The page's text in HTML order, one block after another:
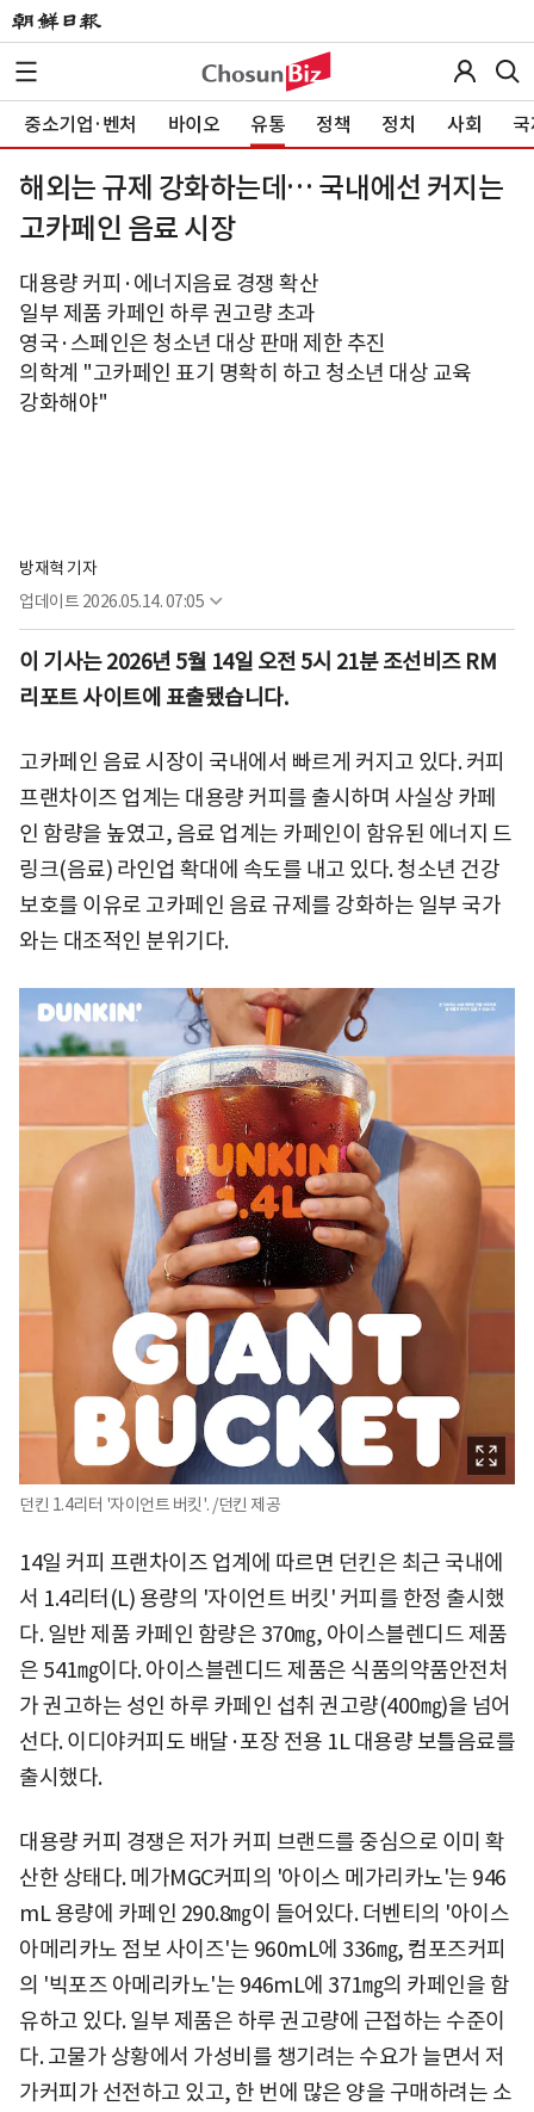
중소기업·벤처 바이오 유통 정책 정치 사회
해외는 규제 강화하는데… 국내에선 커지는
고카페인 음료 시장
대용량 커피·에너지음료 경쟁 확산
일부 제품 카페인 하루 권고량 초과
영국·스페인은 청소년 대상 판매 제한 추진
의학계 "고카페인 표기 명확히 하고 청소년 대상 교육
강화해야"
방재혁 기자
업데이트 2026.05.14. 07:05
이 기사는 2026년 5월 14일 오전 5시 21분 조선비즈 RM
리포트 사이트에 표출됐습니다.
고카페인 음료 시장이 국내에서 빠르게 커지고 있다. 커피
프랜차이즈 업계는 대용량 커피를 출시하며 사실상 카페
인 함량을 높였고, 음료 업계는 카페인이 함유된 에너지 드
링크(음료) 라인업 확대에 속도를 내고 있다. 청소년 건강
보호를 이유로 고카페인 음료 규제를 강화하는 일부 국가
와는 대조적인 분위기다.
던킨 1.4리터 '자이언트 버킷'. /던킨 제공
14일 커피 프랜차이즈 업계에 따르면 던킨은 최근 국내에
서 1.4리터(L) 용량의 '자이언트 버킷' 커피를 한정 출시했
다. 일반 제품 카페인 함량은 370㎎, 아이스블렌디드 제품
은 541㎎이다. 아이스블렌디드 제품은 식품의약품안전처
가 권고하는 성인 하루 카페인 섭취 권고량(400㎎)을 넘어
선다. 이디야커피도 배달·포장 전용 1L 대용량 보틀음료를
출시했다.
대용량 커피 경쟁은 저가 커피 브랜드를 중심으로 이미 확
산한 상태다. 메가MGC커피의 '아이스 메가리카노'는 946
mL 용량에 카페인 290.8㎎이 들어있다. 더벤티의 '아이스
아메리카노 점보 사이즈'는 960mL에 336㎎, 컴포즈커피
의 '빅포즈 아메리카노'는 946mL에 371㎎의 카페인을 함
유하고 있다. 일부 제품은 하루 권고량에 근접하는 수준이
다. 고물가 상황에서 가성비를 챙기려는 수요가 늘면서 저
가커피가 선전하고 있고, 한 번에 많은 양을 구매하려는 소